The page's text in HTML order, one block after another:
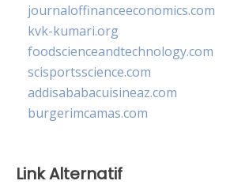
journaloffinanceeconomics.com
kvk-kumari.org
foodscienceandtechnology.com
scisportsscience.com
addisababacuisineaz.com
burgerimcamas.com
Link Alternatif